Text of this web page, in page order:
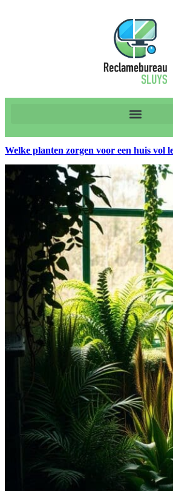
Welke planten zorgen voor een huis vol